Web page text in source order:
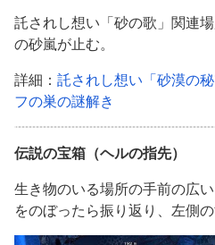
託されし想い「砂の歌」関連
の砂嵐が止む。
詳細： 託されし想い「砂漠の
フの巣の謎解き
伝説の宝箱（ヘルの指先）
生き物のいる場所の手前の広
をのぼったら振り返り、左側